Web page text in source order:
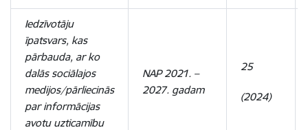
Iedzīvotāju
īpatsvars, kas
pārbauda, ar ko
dalās sociālajos
medijos/pārliecinās
par informācijas
avotu uzticamību
NAP 2021. –
2027. gadam
25
(2024)